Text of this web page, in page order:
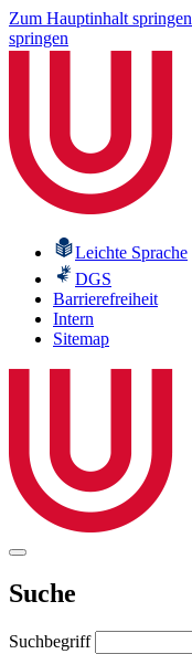
Zum Hauptinhalt springen
springen
Leichte Sprache
DGS
Barrierefreiheit
Intern
Sitemap
Suche
Suchbegriff